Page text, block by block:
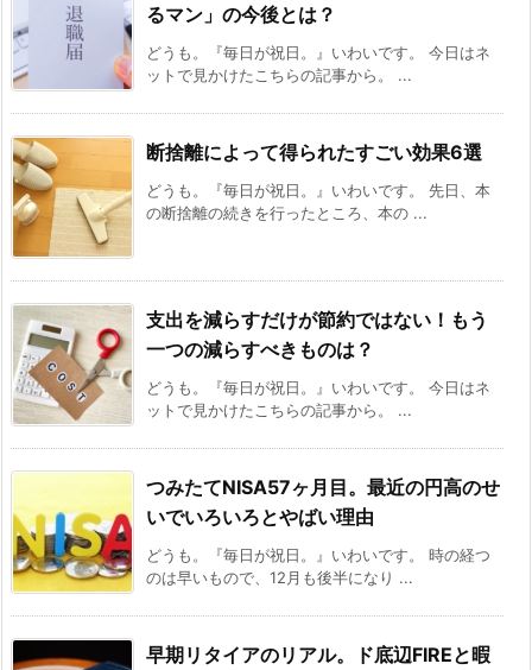
るマン」の今後とは？
どうも。『毎日が祝日。』いわいです。 今日はネ
ットで見かけたこちらの記事から。 ...
断捨離によって得られたすごい効果6選
どうも。『毎日が祝日。』いわいです。 先日、本
の断捨離の続きを行ったところ、本の ...
支出を減らすだけが節約ではない！もう
一つの減らすべきものは？
どうも。『毎日が祝日。』いわいです。 今日はネ
ットで見かけたこちらの記事から。 ...
つみたてNISA57ヶ月目。最近の円高のせ
いでいろいろとやばい理由
どうも。『毎日が祝日。』いわいです。 時の経つ
のは早いもので、12月も後半になり ...
早期リタイアのリアル。ド底辺FIREと暇